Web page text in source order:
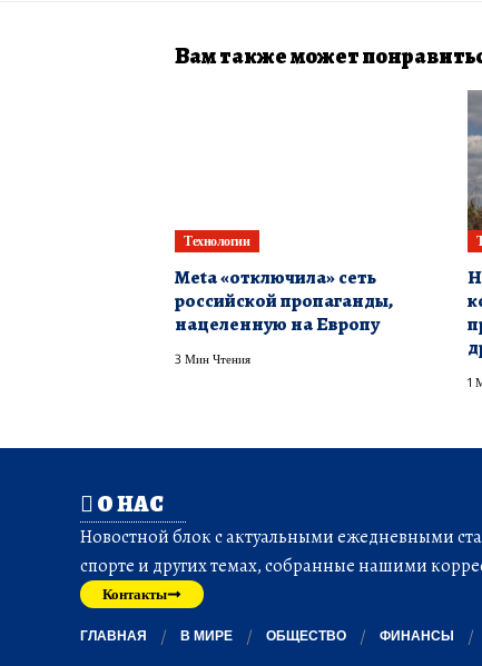
Вам также может
Технологии
Meta «отключила» сеть
российской пропаганды,
нацеленную на Европу
3 Мин Чтения
1
О НАС
Новостной блок с актуальными ежедневными
спорте и других темах, собранные нашими
Контакты
ГЛАВНАЯ В МИРЕ ОБЩЕСТВО ФИНАНСЫ